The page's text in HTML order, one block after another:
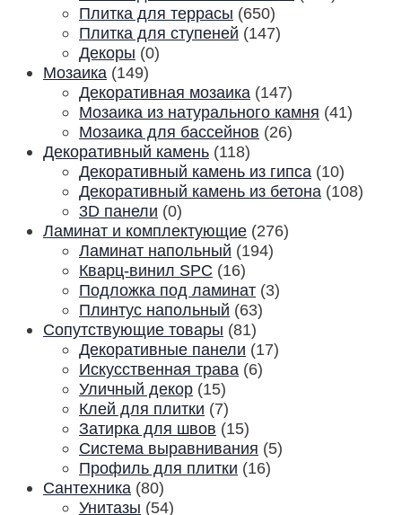
Плитка для террасы (650)
Плитка для ступеней (147)
Декоры (0)
Мозаика (149)
Декоративная мозаика (147)
Мозаика из натурального камня (41)
Мозаика для бассейнов (26)
Декоративный камень (118)
Декоративный камень из гипса (10)
Декоративный камень из бетона (108)
3D панели (0)
Ламинат и комплектующие (276)
Ламинат напольный (194)
Кварц-винил SPC (16)
Подложка под ламинат (3)
Плинтус напольный (63)
Сопутствующие товары (81)
Декоративные панели (17)
Искусственная трава (6)
Уличный декор (15)
Клей для плитки (7)
Затирка для швов (15)
Система выравнивания (5)
Профиль для плитки (16)
Сантехника (80)
Унитазы (54)